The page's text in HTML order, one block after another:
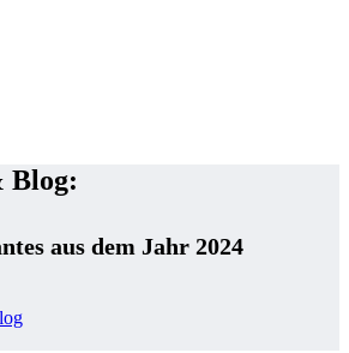
Blog:
aus dem Jahr 2024